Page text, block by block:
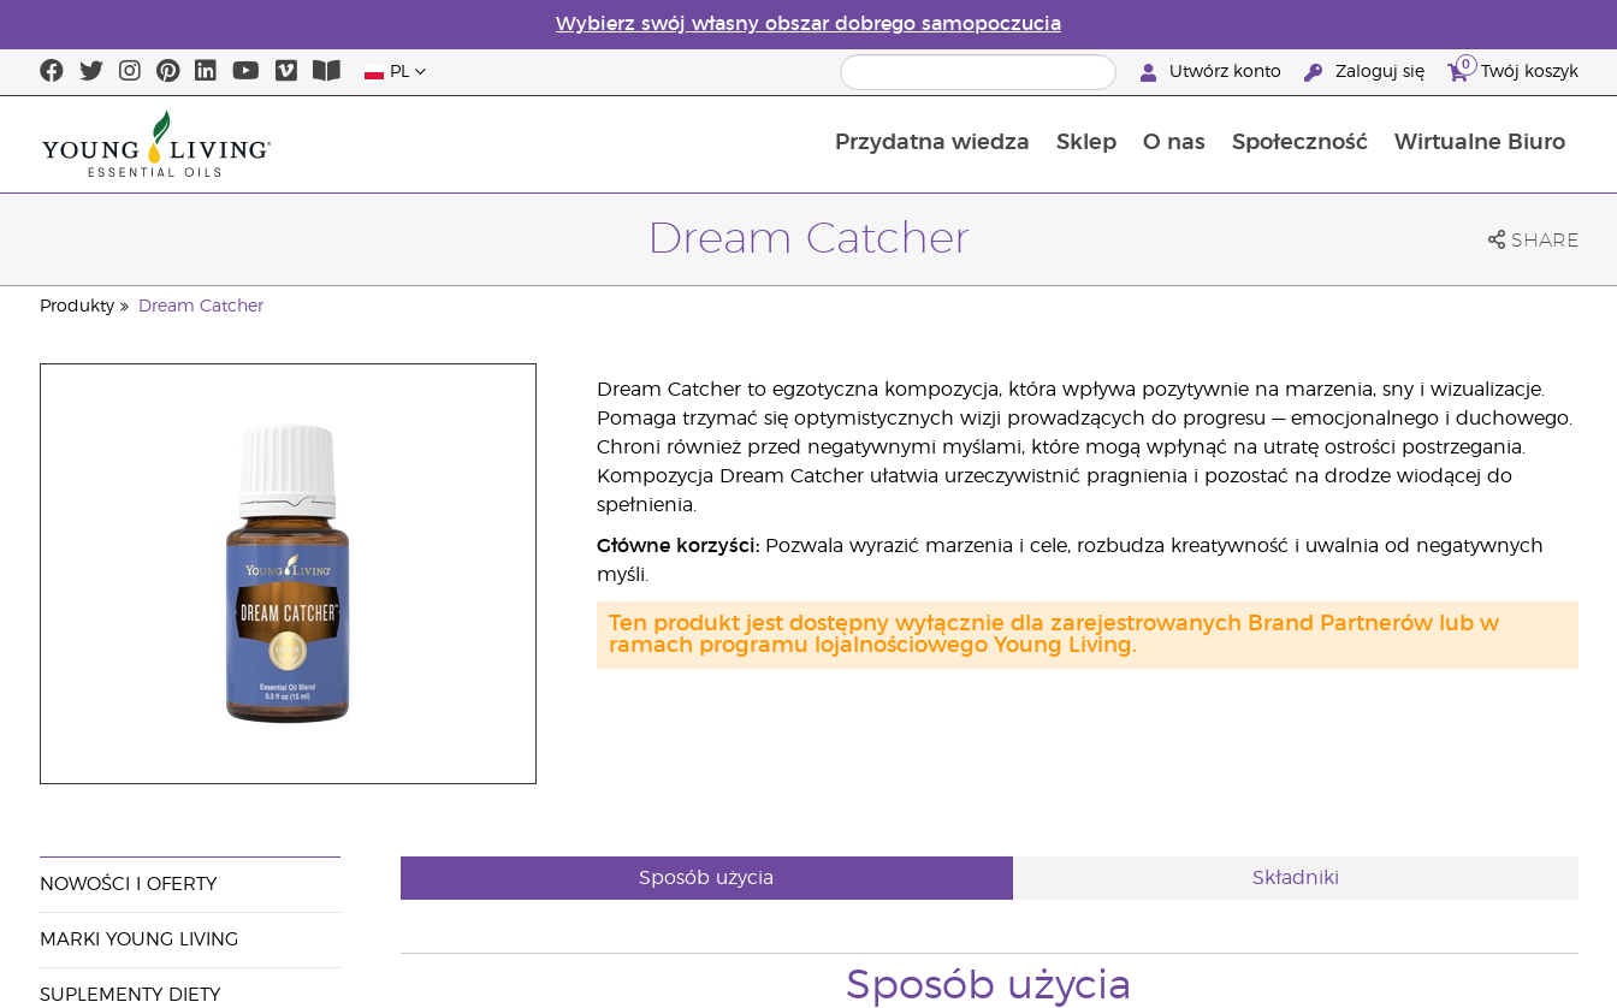
Wybierz swój własny obszar dobrego samopoczucia
PL Utwórz konto Zaloguj się 0 Twój koszyk
Przydatna wiedza Sklep O nas Społeczność Wirtualne Biuro
Dream Catcher SHARE
Produkty Dream Catcher
Dream Catcher to egzotyczna kompozycja, która wpływa pozytywnie na marzenia, sny i wizualizacje.
Pomaga trzymać się optymistycznych wizji prowadzących do progresu — emocjonalnego i duchowego.
Chroni również przed negatywnymi myślami, które mogą wpłynąć na utratę ostrości postrzegania.
Kompozycja Dream Catcher ułatwia urzeczywistnić pragnienia i pozostać na drodze wiodącej do
spełnienia.
Główne korzyści:Pozwala wyrazić marzenia i cele, rozbudza kreatywność i uwalnia od negatywnych
myśli.
Ten produkt jest dostępny wyłącznie dla zarejestrowanych Brand Partnerów lub w
ramach programu lojalnościowego Young Living.
NOWOŚCI I OFERTY
MARKI YOUNG LIVING
SUPLEMENTY DIETY
Sposób użycia Składniki
Sposób użycia